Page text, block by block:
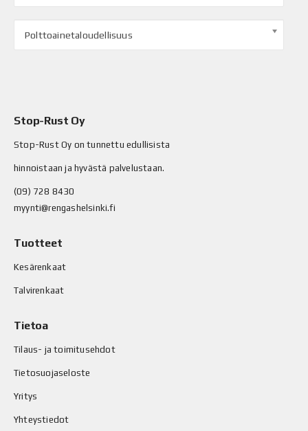
Polttoainetaloudellisuus
Stop-Rust Oy
Stop-Rust Oy on tunnettu edullisista
hinnoistaan ja hyvästä palvelustaan.
(09) 728 8430
myynti@rengashelsinki.fi
Tuotteet
Kesärenkaat
Talvirenkaat
Tietoa
Tilaus- ja toimitusehdot
Tietosuojaseloste
Yritys
Yhteystiedot